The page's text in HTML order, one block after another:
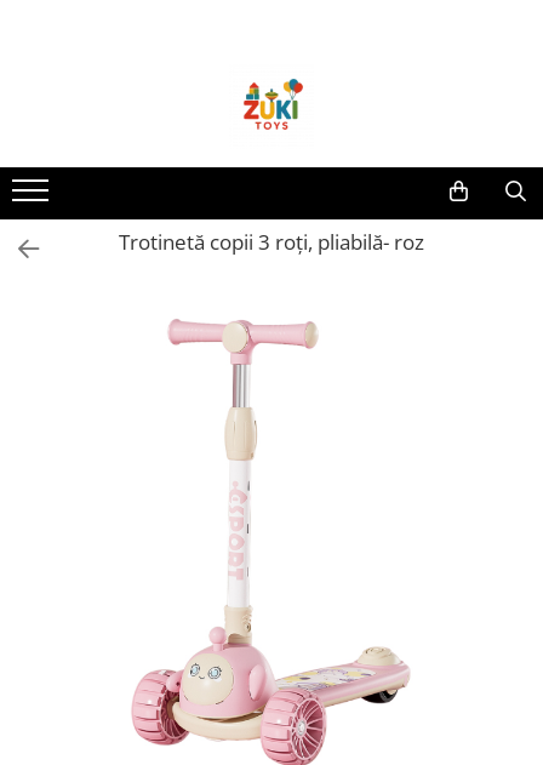
Pachete ZukiToys
Recomandari Zuki
Cadouri pentru Copii
Cadouri Aniversare
Cadouri dupa Buget
Jucarii pe Varsta Copilului
Jucarii sub 59 lei
Carti & Activitati pentru Copii
Trotinetă copii 3 roți, pliabilă- roz